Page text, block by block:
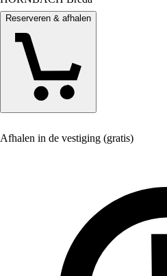
Reserveren & afhalen
Afhalen in de vestiging (gratis)